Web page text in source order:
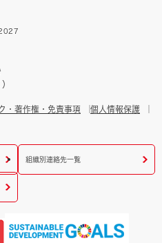
・著作権・免責事項
個人情報保護
組織別連絡先一覧